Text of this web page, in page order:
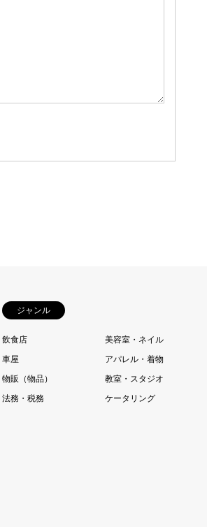
ジャンル
飲食店 美容室・ネイル
車屋
アパレル・着物
物販（物品）
教室・スタジオ
法務・税務
ケータリング